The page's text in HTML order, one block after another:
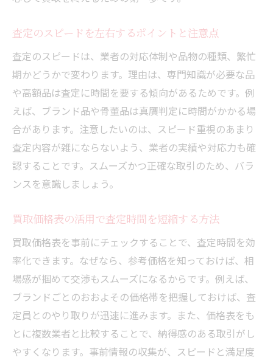
査定のスピードを左右するポイントと注意点
査定のスピードは、業者の対応体制や品物の種類、繁忙
期かどうかで変わります。理由は、専門知識が必要な品
や高額品は査定に時間を要する傾向があるためです。例
えば、ブランド品や骨董品は真贋判定に時間がかかる場
合があります。注意したいのは、スピード重視のあまり
査定内容が雑にならないよう、業者の実績や対応力も確
認することです。スムーズかつ正確な取引のため、バラ
ンスを意識しましょう。
買取価格表の活用で査定時間を短縮する方法
買取価格表を事前にチェックすることで、査定時間を効
率化できます。なぜなら、参考価格を知っておけば、相
場感が掴めて交渉もスムーズになるからです。例えば、
ブランドごとのおおよその価格帯を把握しておけば、査
定員とのやり取りが迅速に進みます。また、価格表をも
とに複数業者と比較することで、納得感のある取引がし
やすくなります。事前情報の収集が、スピードと満足度